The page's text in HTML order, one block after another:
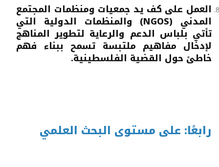
العمل على كف يد جمعيات ومنظمات المجتمع
المدني (NGOS) والمنظمات الدولية التي
تأتي بلباس الدعم والرعاية لتطوير المناهج
لإدخال مفاهيم ملتبسة تسمح ببناء فهم
خاطئ حول القضية الفلسطينية.
رابعًا: على مستوى البحث العلمي